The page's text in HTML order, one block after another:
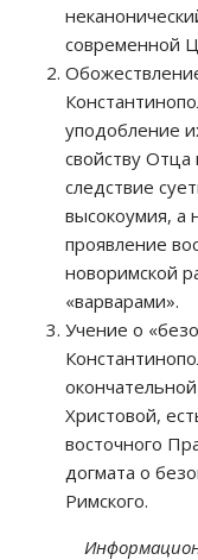
современной
уподобление
свойству
следствие
высокоумия, а
проявление
новоримской
«варварами».
Учение о
Христовой,
восточного
догмата о
Римского.